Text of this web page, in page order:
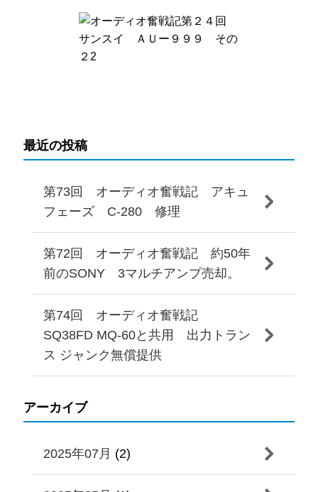
最近の投稿
第73回 オーディオ奮戦記 アキュ
フェーズ C-280 修理
第72回 オーディオ奮戦記 約50年
前のSONY 3マルチアンプ売却。
第74回 オーディオ奮戦記
SQ38FD MQ-60と共用 出力トラン
ス ジャンク無償提供
アーカイブ
2025年07月 (2)